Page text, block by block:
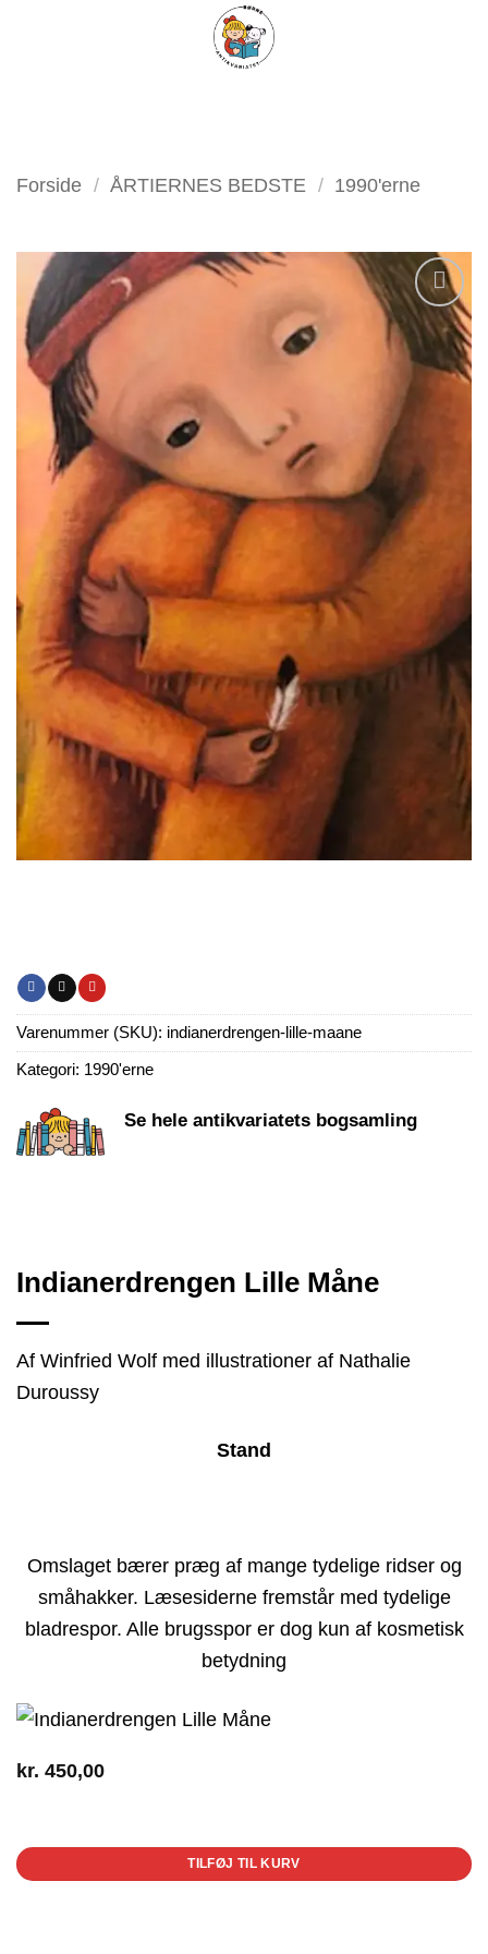
FILTER
Forside / ÅRTIERNES BEDSTE / 1990'erne
Tilføj
som
favorit
Varenummer (SKU): indianerdrengen-lille-maane
Kategori: 1990'erne
Se hele antikvariatets bogsamling
Indianerdrengen Lille Måne
Af Winfried Wolf med illustrationer af Nathalie
Duroussy
Stand
Omslaget bærer præg af mange tydelige ridser og
småhakker. Læsesiderne fremstår med tydelige
bladrespor. Alle brugsspor er dog kun af kosmetisk
betydning
kr. 450,00
TILFØJ TIL KURV